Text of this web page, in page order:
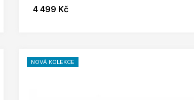
4 499 Kč
NOVÁ KOLEKCE